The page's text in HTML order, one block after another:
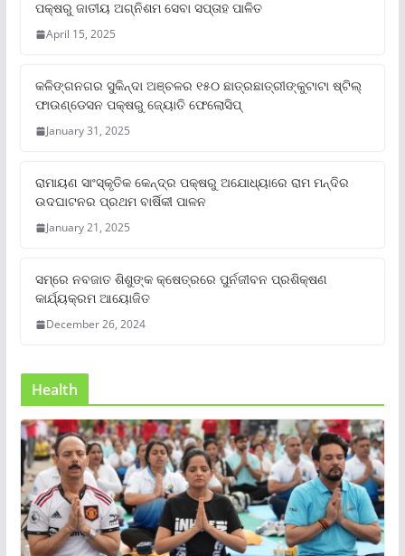
ପକ୍ଷରୁ ଜାତୀୟ ଅଗ୍ନିଶମ ସେବା ସପ୍ତାହ ପାଳିତ
April 15, 2025
କଳିଙ୍ଗନଗର ସୁକିନ୍ଦା ଅଞ୍ଚଳର ୧୫୦ ଛାତ୍ରଛାତ୍ରୀଙ୍କୁଟାଟା ଷ୍ଟିଲ୍
ଫାଉଣ୍ଡେସନ ପକ୍ଷରୁ ଜ୍ୟୋତି ଫେଲୋସିପ୍‌
January 31, 2025
ରାମାୟଣ ସାଂସ୍କୃତିକ କେନ୍ଦ୍ର ପକ୍ଷରୁ ଅଯୋଧ୍ୟାରେ ରାମ ମନ୍ଦିର
ଉଦଘାଟନର ପ୍ରଥମ ବାର୍ଷିକୀ ପାଳନ
January 21, 2025
ସମ୍‌ରେ ନବଜାତ ଶିଶୁଙ୍କ କ୍ଷେତ୍ରରେ ପୁର୍ନଜୀବନ ପ୍ରଶିକ୍ଷଣ
କାର୍ଯ୍ୟକ୍ରମ ଆୟୋଜିତ
December 26, 2024
Health